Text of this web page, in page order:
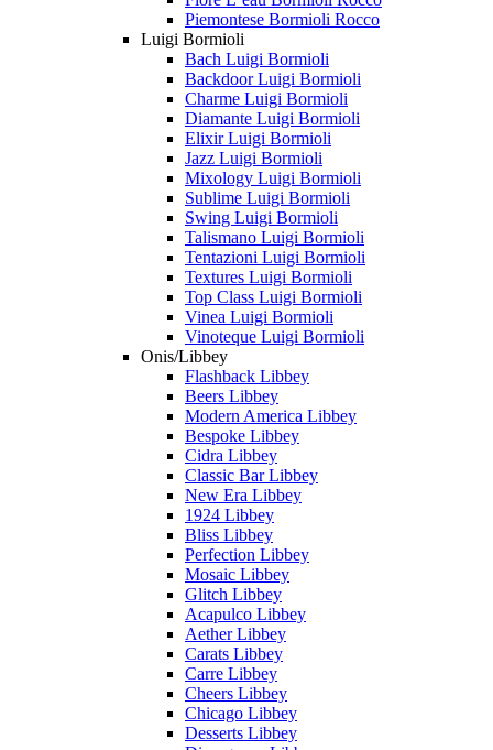
Piemontese Bormioli Rocco
Luigi Bormioli
Bach Luigi Bormioli
Backdoor Luigi Bormioli
Charme Luigi Bormioli
Diamante Luigi Bormioli
Elixir Luigi Bormioli
Jazz Luigi Bormioli
Mixology Luigi Bormioli
Sublime Luigi Bormioli
Swing Luigi Bormioli
Talismano Luigi Bormioli
Tentazioni Luigi Bormioli
Textures Luigi Bormioli
Top Class Luigi Bormioli
Vinea Luigi Bormioli
Vinoteque Luigi Bormioli
Onis/Libbey
Flashback Libbey
Beers Libbey
Modern America Libbey
Bespoke Libbey
Cidra Libbey
Classic Bar Libbey
New Era Libbey
1924 Libbey
Bliss Libbey
Perfection Libbey
Mosaic Libbey
Glitch Libbey
Acapulco Libbey
Aether Libbey
Carats Libbey
Carre Libbey
Cheers Libbey
Chicago Libbey
Desserts Libbey